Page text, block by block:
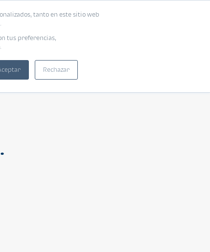
tanto en este sitio web
tus preferencias,
Rechazar
tu vivienda ideal